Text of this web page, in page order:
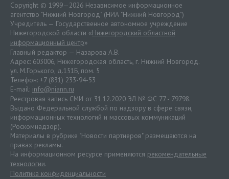
Copyright © 1999—2026 Независимое информационное
агентство "Нижний Новгород" (НИА "Нижний Новгород")
Учредитель — Государственное автономное учреждение
Нижегородской области «Нижегородский областной
информационный центр»
Главный редактор — Назарова А.В.
Адрес: 603006, Нижегородская область, г. Нижний Новгород.
ул. М.Горького, д.151Б, пом. 5
Телефон: +7 (831) 233-94-53
E-mail: info@niann.ru
Реестровая запись СМИ от 31.12.2020 ЭЛ № ФС 77 - 79798.
Выдано Федеральной службой по надзору в сфере связи,
информационных технологий и массовых коммуникаций
(Роскомнадзор).
Материалы в рубрике "Новости партнеров" размещаются на
правах рекламы.
На информационном ресурсе применяются рекомендательные
технологии.
Политика конфиденциальности